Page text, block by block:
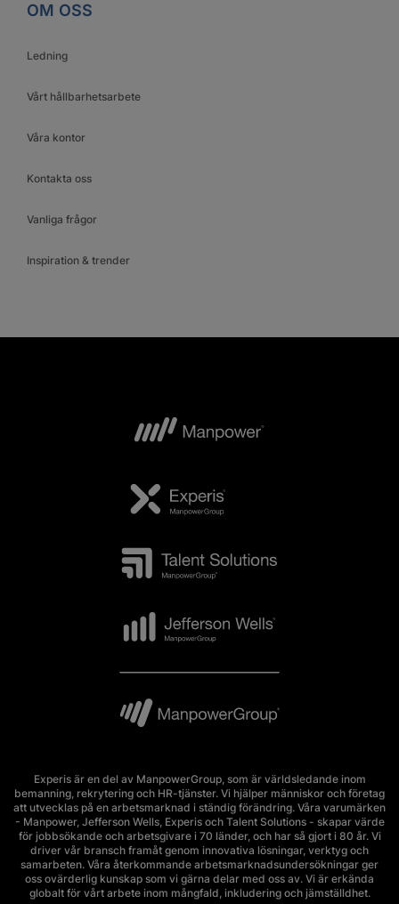
OM OSS
Ledning
Vårt hållbarhetsarbete
Våra kontor
Kontakta oss
Vanliga frågor
Inspiration & trender
Experis är en del av ManpowerGroup, som är världsledande inom
bemanning, rekrytering och HR-tjänster. Vi hjälper människor och företag
att utvecklas på en arbetsmarknad i ständig förändring. Våra varumärken
- Manpower, Jefferson Wells, Experis och Talent Solutions - skapar värde
för jobbsökande och arbetsgivare i 70 länder, och har så gjort i 80 år. Vi
driver vår bransch framåt genom innovativa lösningar, verktyg och
samarbeten. Våra återkommande arbetsmarknadsundersökningar ger
oss ovärderlig kunskap som vi gärna delar med oss av. Vi är erkända
globalt för vårt arbete inom mångfald, inkludering och jämställdhet.